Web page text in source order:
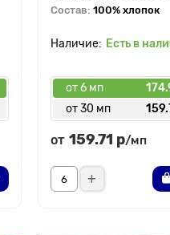
Состав: 100% хлопок
Есть в
от 6 мп
от 30 мп
от 159.71 р/мп